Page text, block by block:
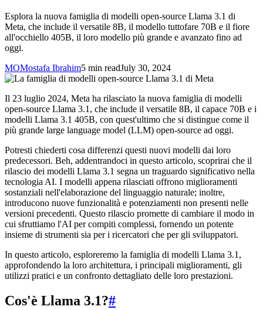
Esplora la nuova famiglia di modelli open-source Llama 3.1 di
Meta, che include il versatile 8B, il modello tuttofare 70B e il fiore
all'occhiello 405B, il loro modello più grande e avanzato fino ad
oggi.
MOMostafa Ibrahim5 min readJuly 30, 2024
Il 23 luglio 2024, Meta ha rilasciato la nuova famiglia di modelli
open-source Llama 3.1, che include il versatile 8B, il capace 70B e i
modelli Llama 3.1 405B, con quest'ultimo che si distingue come il
più grande large language model (LLM) open-source ad oggi.
Potresti chiederti cosa differenzi questi nuovi modelli dai loro
predecessori. Beh, addentrandoci in questo articolo, scoprirai che il
rilascio dei modelli Llama 3.1 segna un traguardo significativo nella
tecnologia AI. I modelli appena rilasciati offrono miglioramenti
sostanziali nell'elaborazione del linguaggio naturale; inoltre,
introducono nuove funzionalità e potenziamenti non presenti nelle
versioni precedenti. Questo rilascio promette di cambiare il modo in
cui sfruttiamo l'AI per compiti complessi, fornendo un potente
insieme di strumenti sia per i ricercatori che per gli sviluppatori.
In questo articolo, esploreremo la famiglia di modelli Llama 3.1,
approfondendo la loro architettura, i principali miglioramenti, gli
utilizzi pratici e un confronto dettagliato delle loro prestazioni.
Cos'è Llama 3.1?#